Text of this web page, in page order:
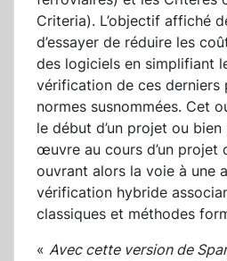
Criteria). L’objectif affiché
d’essayer de réduire les
des logiciels en simplifiant
vérification de ces derniers
normes susnommées. Cet
le début d’un projet ou
œuvre au cours d’un projet
ouvrant alors la voie à une
vérification hybride
classiques et méthodes
« Avec cette version de